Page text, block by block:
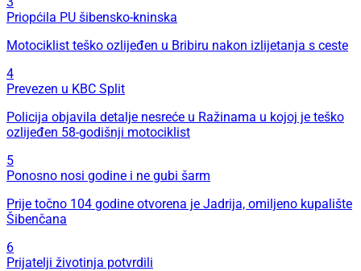
Priopćila PU šibensko-kninska
Motociklist teško ozlijeđen u Bribiru nakon izlijetanja s ceste
4
Prevezen u KBC Split
Policija objavila detalje nesreće u Ražinama u kojoj je teško
ozlijeđen 58-godišnji motociklist
5
Ponosno nosi godine i ne gubi šarm
Prije točno 104 godine otvorena je Jadrija, omiljeno kupalište
Šibenčana
6
Prijatelji životinja potvrdili